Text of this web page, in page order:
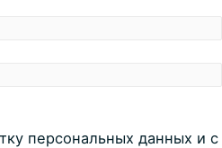
персональных данных и с